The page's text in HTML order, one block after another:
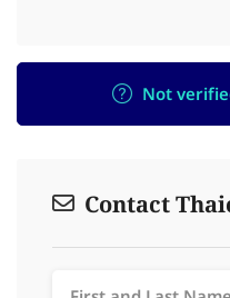
Not
Contact